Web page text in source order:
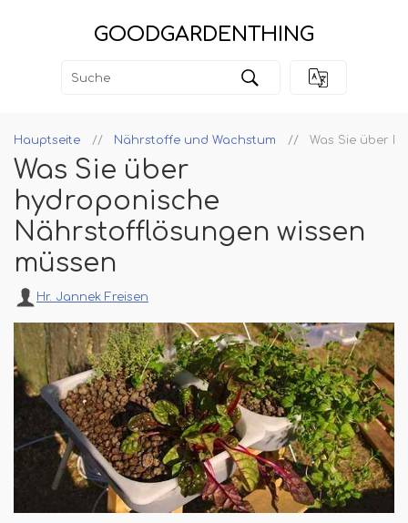
GOODGARDENTHING
Hauptseite Nährstoffe und Wachstum Was Sie über
Was Sie über
hydroponische
Nährstofflösungen wissen
müssen
Hr. Jannek Freisen